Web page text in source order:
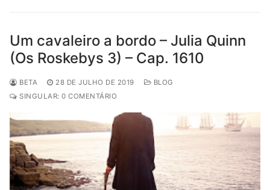
Um cavaleiro a bordo – Julia Quinn
(Os Roskebys 3) – Cap. 1610
BETA 28 DE JULHO DE 2019
BLOG
SINGULAR: 0 COMENTÁRIO